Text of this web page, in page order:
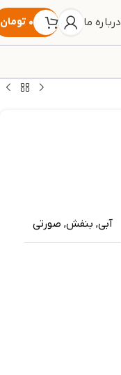
درباره ما ۰ تومان
آبی, بنفش, صورتی